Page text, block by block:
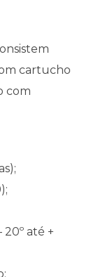
cartucho
com
até +